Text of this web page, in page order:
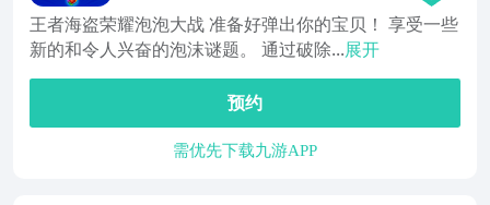
王者海盗荣耀泡泡大战 准备好弹出你的宝贝！ 享受一些
新的和令人兴奋的泡沫谜题。 通过破除...展开
预约
需优先下载九游APP